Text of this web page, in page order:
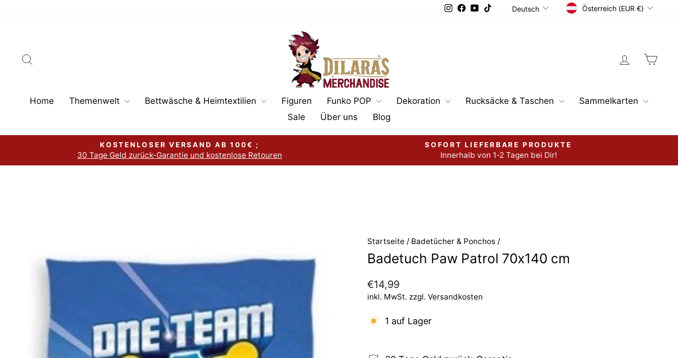
Instagram
Facebook
YouTube
TikTokSprache
Deutsch Währung
Österreich (EUR €)
Einloggen
Home Themenwelt Bettwäsche & Heimtextilien Figuren Funko POP Dekoration Rucksäcke & Taschen
Sammelkarten
Sale
Über uns Blog
KOSTENLOSER VERSAND AB 100€ ;
30 Tage Geld zurück-Garantie und kostenlose Retouren
SOFORT LIEFERBARE PRODUKTE
Innerhalb von 1-2 Tagen bei Dir!
Startseite / Badetücher & Ponchos /
Badetuch Paw Patrol 70x140 cm
Normaler
Preis
€14,99
inkl. MwSt. zzgl. Versandkosten
1 auf Lager